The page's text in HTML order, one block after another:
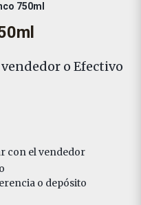
750ml
o Efectivo
con el vendedor
o depósito